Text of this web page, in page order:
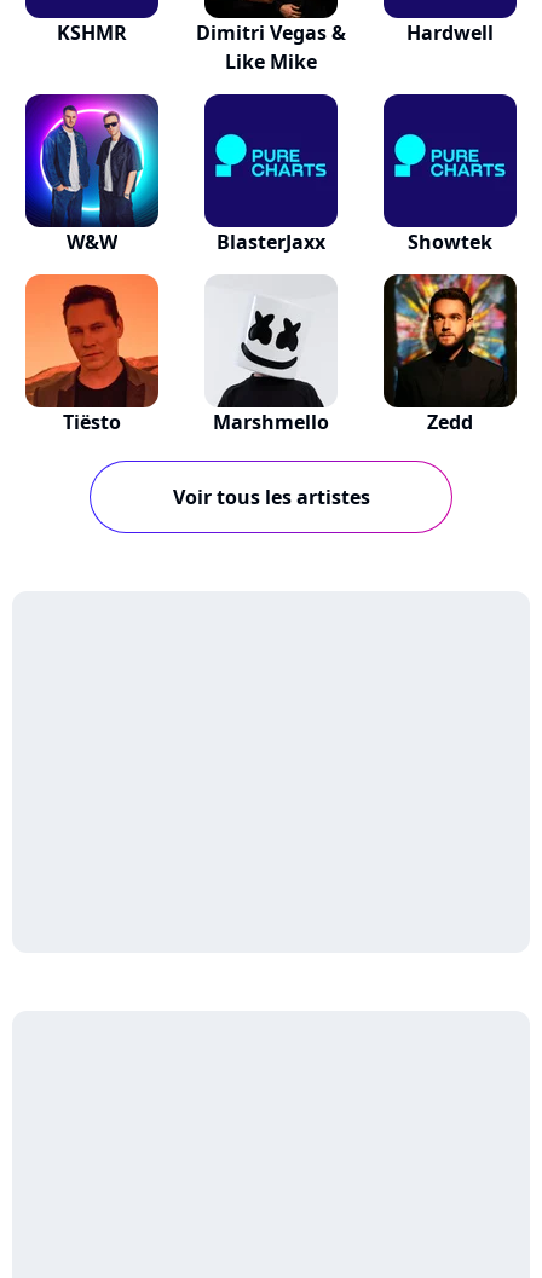
KSHMR
Dimitri Vegas &
Like Mike
Hardwell
W&W BlasterJaxx Showtek
Tiësto Marshmello Zedd
Voir tous les artistes